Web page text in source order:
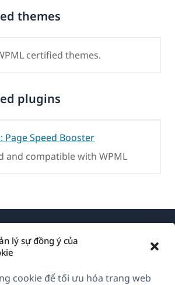
lý sự đồng ý của
cookie để tối ưu hóa trang web
themes
certified themes.
plugins
Page Speed Booster
and compatible with WPML